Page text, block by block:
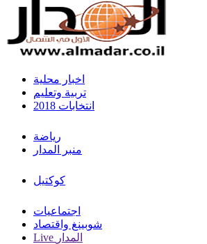
اخبار محلية
تربية وتعليم
انتخابات 2018
رياضة
منبر المدار
كوكتيل
اجتماعيات
شوبينغ واقتصاد
Live المدار